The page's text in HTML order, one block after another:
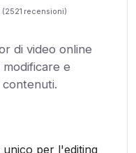
(2521 recensioni)
di video online
e
unico per l'editing